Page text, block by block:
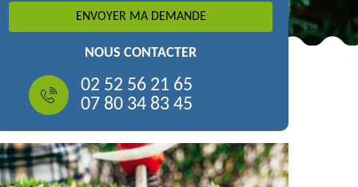
NOUS CONTACTER
02 52 56 21 65
07 80 34 83 45